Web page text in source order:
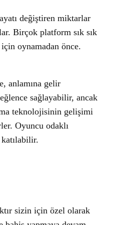
değiştiren miktarlar
Birçok platform sık sık
oynamadan önce.
anlamına gelir
sağlayabilir, ancak
teknolojisinin gelişimi
Oyuncu odaklı
sizin için özel olarak